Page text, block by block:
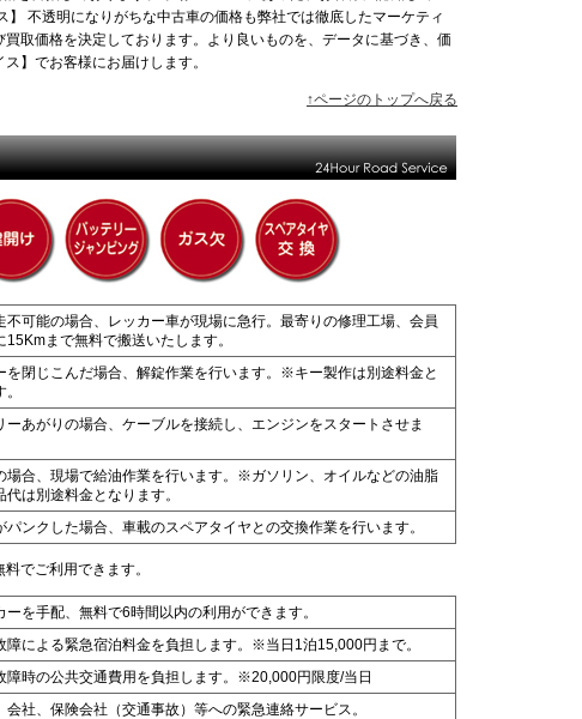
】 不透明になりがちな中古車の価格も弊社では徹底したマーケティ
取価格を決定しております。より良いものを、データに基づき、価
】でお客様にお届けします。
↑ページのトップへ戻る
不可能の場合、レッカー車が現場に急行。最寄りの修理工場、会員
15Kmまで無料で搬送いたします。
を閉じこんだ場合、解錠作業を行います。※キー製作は別途料金と
ーあがりの場合、ケーブルを接続し、エンジンをスタートさせま
場合、現場で給油作業を行います。※ガソリン、オイルなどの油脂
代は別途料金となります。
パンクした場合、車載のスペアタイヤとの交換作業を行います。
でご利用できます。
ーを手配、無料で6時間以内の利用ができます。
障による緊急宿泊料金を負担します。※当日1泊15,000円まで。
障時の公共交通費用を負担します。※20,000円限度/当日
会社、保険会社（交通事故）等への緊急連絡サービス。